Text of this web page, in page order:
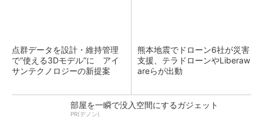
点群データを設計・維持管理
で“使える3Dモデル”に アイ
サンテクノロジーの新提案
熊本地震でドローン6社が災害
支援、テラドローンやLiberaw
areらが出動
部屋を一瞬で没入空間にするガジェット
PR(デノン)